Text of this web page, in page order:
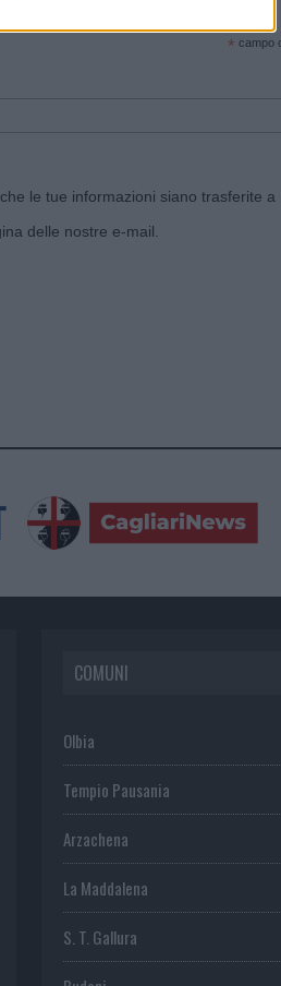
pubblicate sul sito web!
* campo
le tue informazioni siano trasferite a
delle nostre e-mail.
COMUNI
Olbia
Tempio Pausania
Arzachena
La Maddalena
S. T. Gallura